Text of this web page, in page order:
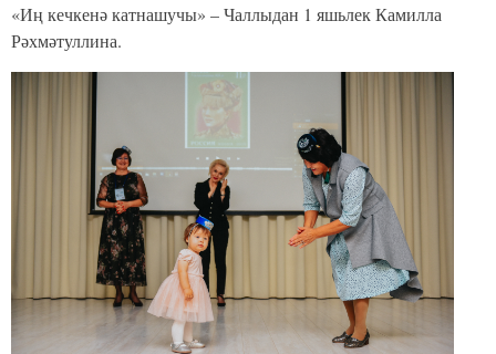
«Иң кечкенә катнашучы» – Чаллыдан 1 яшьлек Камилла
Рәхмәтуллина.